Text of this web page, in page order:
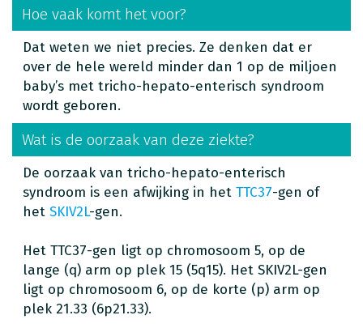
Hoe vaak komt het voor?
Dat weten we niet precies. Ze denken dat er
over de hele wereld minder dan 1 op de miljoen
baby’s met tricho-hepato-enterisch syndroom
wordt geboren.
Wat is de oorzaak van deze ziekte?
De oorzaak van tricho-hepato-enterisch
syndroom is een afwijking in het TTC37-gen of
het SKIV2L-gen.
Het TTC37-gen ligt op chromosoom 5, op de
lange (q) arm op plek 15 (5q15). Het SKIV2L-gen
ligt op chromosoom 6, op de korte (p) arm op
plek 21.33 (6p21.33).